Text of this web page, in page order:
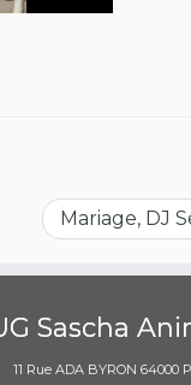
Mariage, DJ
Sascha
11 Rue ADA BYRON 64000